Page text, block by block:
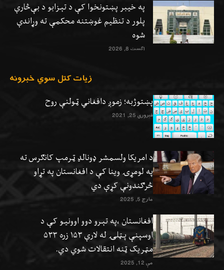
په خیبر پښتونخوا کې د تېزابو د بې‌څارې
پلور د تنظیم غوښتنه محکمې ته وړاندې
شوه
اگست 8, 2026
زيات کتل سوي خبرونه
پښتوژبه؛ زموږ دافغاني ټولنې روح
فبروري 25, 2021
د امریکا ولسمشر ډونالډ ټرمپ کانګرس ته
په لومړۍ وینا کې د افغانستان په تړاو
څرګندونې کړې دي
مارچ 5, 2025
افغانستان ،په تېرو دوو اوونيو کې د
اوسپنې پټلۍ له لارې ۱۵۳ زره ۵۳۳
مټریک ټنه انتقالات شوي دي.
مې 12, 2025